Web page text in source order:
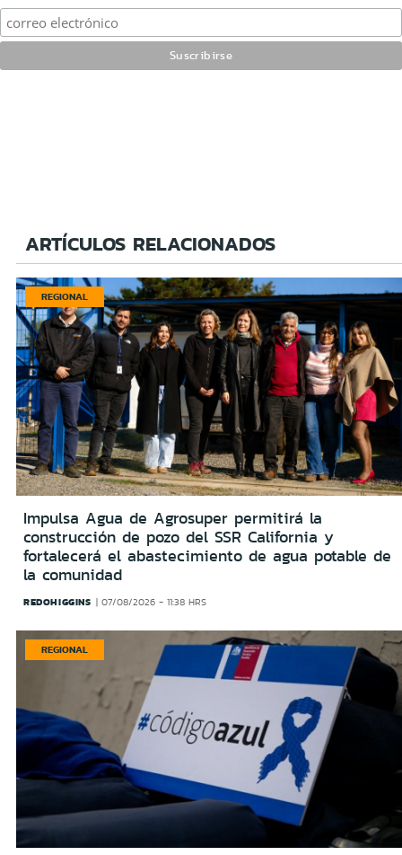
ARTÍCULOS RELACIONADOS
REGIONAL
Impulsa Agua de Agrosuper permitirá la
construcción de pozo del SSR California y
fortalecerá el abastecimiento de agua potable de
la comunidad
REDOHIGGINS 07/08/2026 - 11:38 HRS
REGIONAL